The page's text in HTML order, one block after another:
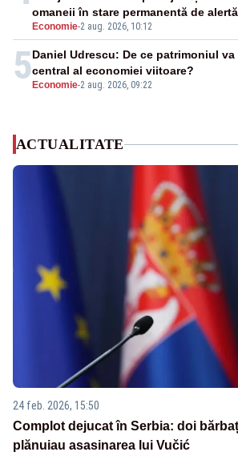
Economie-2 aug. 2026, 10:12
omaneii în stare permanentă de alertă
5 Economie-2 aug. 2026, 09:22
Daniel Udrescu: De ce patrimoniul
central al economiei viitoare?
ACTUALITATE
24 feb. 2026, 15:50
Complot dejucat în Serbia: doi
plănuiau asasinarea lui Vučić